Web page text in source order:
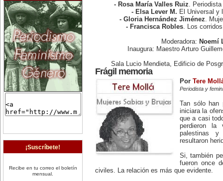
¡Suscríbete!
Recibe en tu correo el boletín
mensual.
- Rosa María Valles Ruiz .
- Elsa Lever M. El Universal y
- Gloria Hernández Jiménez .
- Francisca Robles . Los
Moderadora: Noemí
Inaugura: Maestro Arturo
Sala Lucio Mendieta, Edificio de
Frágil memoria
Por Tere
Periodista y
Tan sólo han
iniciara la
que a casi
perdieron la
palestinas
resultaron
Si, también
fueron once
civiles. La relación es más que evidente.